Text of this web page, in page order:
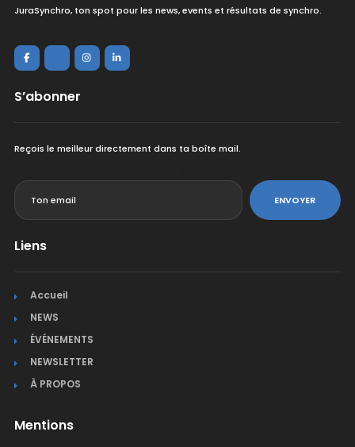
JuraSynchro, ton spot pour les news, events et résultats de synchro.
S’abonner
Reçois le meilleur directement dans ta boîte mail.
ENVOYER
Liens
Accueil
NEWS
ÉVÉNEMENTS
NEWSLETTER
À PROPOS
Mentions